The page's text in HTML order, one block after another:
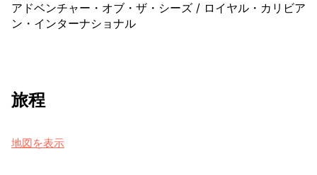
アドベンチャー・オブ・ザ・シーズ / ロイヤル・カリビア
ン・インターナショナル
旅程
地図を表示